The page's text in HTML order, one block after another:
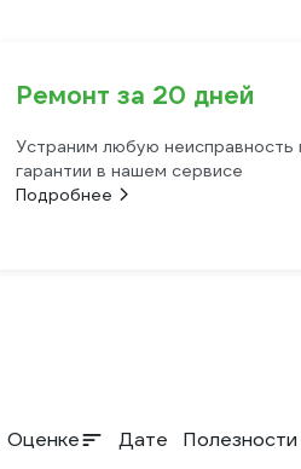
Ремонт за 20 дней
Устраним любую неисправность
гарантии в нашем сервисе
Подробнее
Оценке Дате Полезности